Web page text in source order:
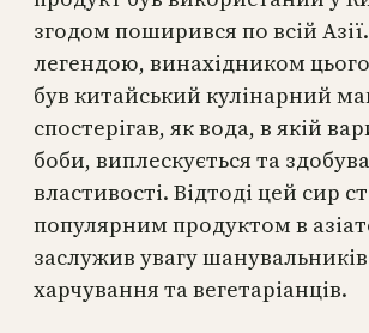
згодом поширився по всій
легендою, винахідником
був китайський кулінарний
спостерігав, як вода, в якій
боби, виплескується та
властивості. Відтоді цей сир
популярним продуктом в
заслужив увагу
харчування та вегетаріанців.